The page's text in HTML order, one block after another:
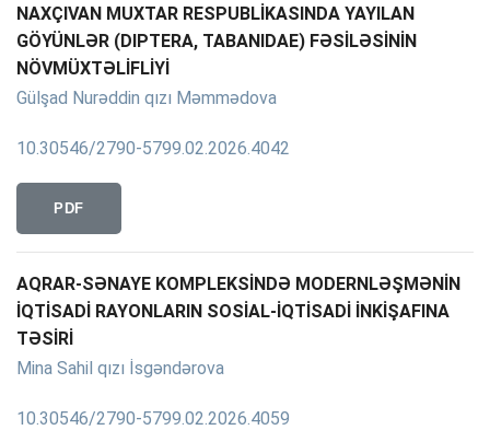
NAXÇIVAN MUXTAR RESPUBLİKASINDA YAYILAN
GÖYÜNLƏR (DIPTERA, TABANIDAE) FƏSİLƏSİNİN
NÖVMÜXTƏLİFLİYİ
Gülşad Nurəddin qızı Məmmədova
10.30546/2790-5799.02.2026.4042
PDF
AQRAR-SƏNAYE KOMPLEKSİNDƏ MODERNLƏŞMƏNİN
İQTİSADİ RAYONLARIN SOSİAL-İQTİSADİ İNKİŞAFINA
TƏSİRİ
Mina Sahil qızı İsgəndərova
10.30546/2790-5799.02.2026.4059